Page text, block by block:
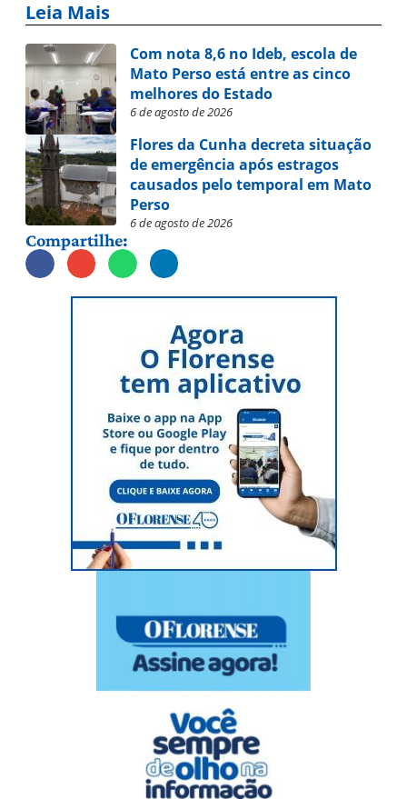
Leia Mais
Com nota 8,6 no Ideb, escola de
Mato Perso está entre as cinco
melhores do Estado
6 de agosto de 2026
Flores da Cunha decreta situação
de emergência após estragos
causados pelo temporal em Mato
Perso
6 de agosto de 2026
Compartilhe: